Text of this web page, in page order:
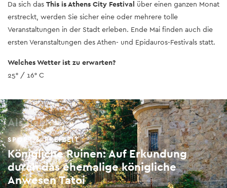
Da sich das This is Athens City Festival über einen ganzen Monat
erstreckt, werden Sie sicher eine oder mehrere tolle
Veranstaltungen in der Stadt erleben. Ende Mai finden auch die
ersten Veranstaltungen des Athen- und Epidauros-Festivals statt.
Welches Wetter ist zu erwarten?
25° / 16° C
Als nächstes
SPORT & FREIZEIT
Königliche Ruinen: Auf Erkundung
durch das ehemalige königliche
Anwesen Tatoi